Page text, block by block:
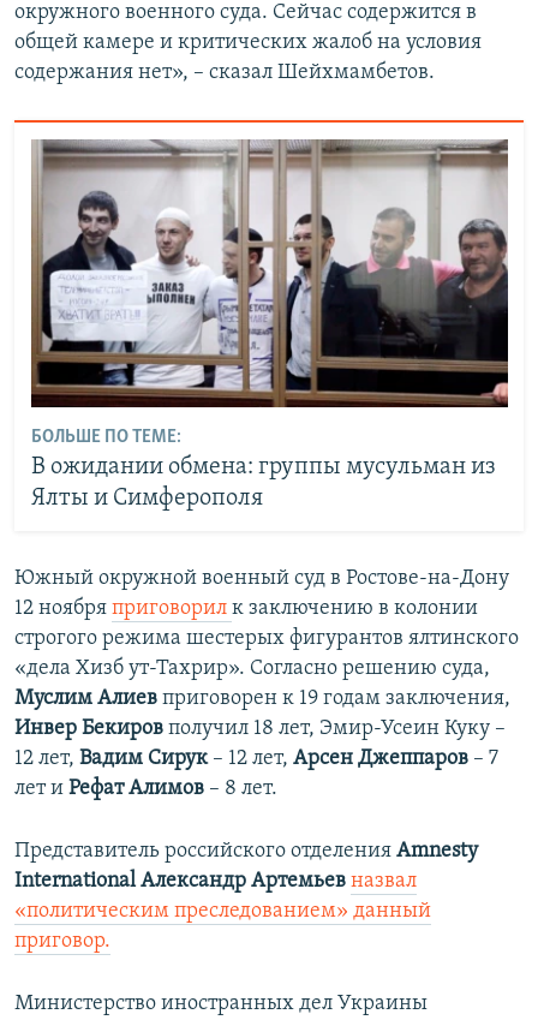
окружного военного суда. Сейчас содержится в
общей камере и критических жалоб на условия
содержания нет», – сказал Шейхмамбетов.
БОЛЬШЕ ПО ТЕМЕ:
В ожидании обмена: группы мусульман из
Ялты и Симферополя
Южный окружной военный суд в Ростове-на-Дону
12 ноября приговорил к заключению в колонии
строгого режима шестерых фигурантов ялтинского
«дела Хизб ут-Тахрир». Согласно решению суда,
Муслим Алиев приговорен к 19 годам заключения,
Инвер Бекиров получил 18 лет, Эмир-Усеин Куку –
12 лет, Вадим Сирук – 12 лет, Арсен Джеппаров – 7
лет и Рефат Алимов – 8 лет.
Представитель российского отделения Amnesty
International Александр Артемьев назвал
«политическим преследованием» данный
приговор.
Министерство иностранных дел Украины